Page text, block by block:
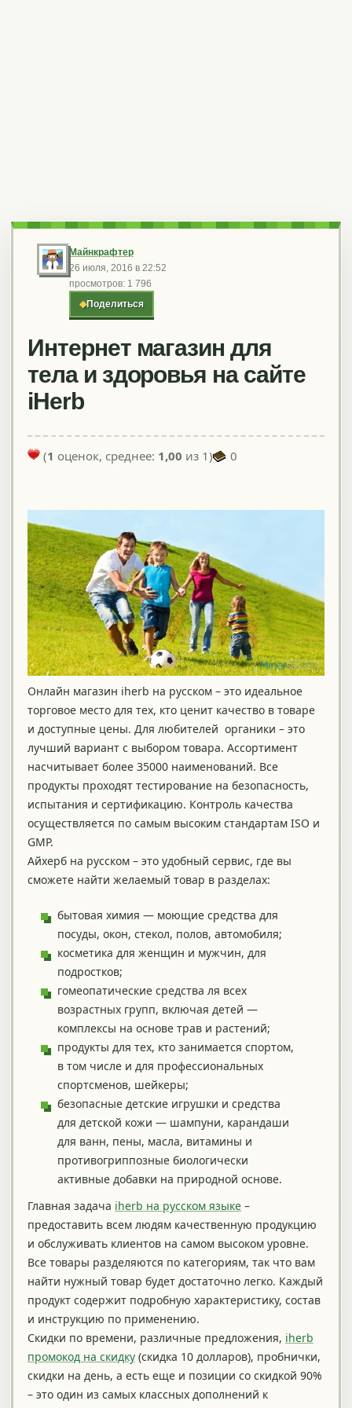
Майнкрафтер
26 июля, 2016 в 22:52
просмотров: 1 796
◆Поделиться
Интернет магазин для
тела и здоровья на сайте
iHerb
(1 оценок, среднее: 1,00 из 1) 0
Онлайн магазин iherb на русском – это идеальное
торговое место для тех, кто ценит качество в товаре
и доступные цены. Для любителей органики – это
лучший вариант с выбором товара. Ассортимент
насчитывает более 35000 наименований. Все
продукты проходят тестирование на безопасность,
испытания и сертификацию. Контроль качества
осуществляется по самым высоким стандартам ISO и
GMP.
Айхерб на русском – это удобный сервис, где вы
сможете найти желаемый товар в разделах:
бытовая химия — моющие средства для
посуды, окон, стекол, полов, автомобиля;
косметика для женщин и мужчин, для
подростков;
гомеопатические средства ля всех
возрастных групп, включая детей —
комплексы на основе трав и растений;
продукты для тех, кто занимается спортом,
в том числе и для профессиональных
спортсменов, шейкеры;
безопасные детские игрушки и средства
для детской кожи — шампуни, карандаши
для ванн, пены, масла, витамины и
противогриппозные биологически
активные добавки на природной основе.
Главная задача iherb на русском языке –
предоставить всем людям качественную продукцию
и обслуживать клиентов на самом высоком уровне.
Все товары разделяются по категориям, так что вам
найти нужный товар будет достаточно легко. Каждый
продукт содержит подробную характеристику, состав
и инструкцию по применению.
Скидки по времени, различные предложения, iherb
промокод на скидку (скидка 10 долларов), пробнички,
скидки на день, а есть еще и позиции со скидкой 90%
– это один из самых классных дополнений к